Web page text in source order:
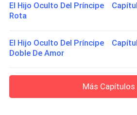
El Hijo Oculto Del Príncipe
Rota
El Hijo Oculto Del Príncipe
Doble De Amor
Más Capítulos